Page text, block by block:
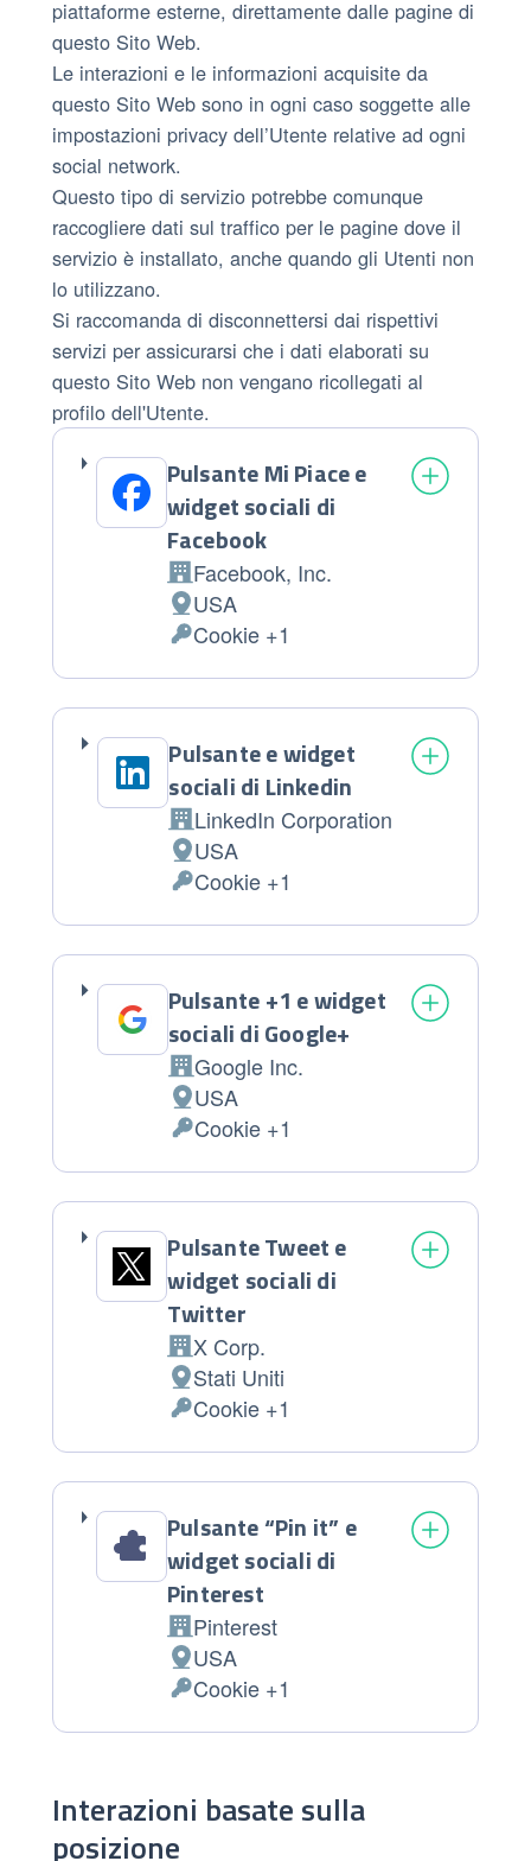
piattaforme esterne, direttamente dalle pagine di
questo Sito Web.
Le interazioni e le informazioni acquisite da
questo Sito Web sono in ogni caso soggette alle
impostazioni privacy dell’Utente relative ad ogni
social network.
Questo tipo di servizio potrebbe comunque
raccogliere dati sul traffico per le pagine dove il
servizio è installato, anche quando gli Utenti non
lo utilizzano.
Si raccomanda di disconnettersi dai rispettivi
servizi per assicurarsi che i dati elaborati su
questo Sito Web non vengano ricollegati al
profilo dell'Utente.
Pulsante Mi Piace e
widget sociali di
Facebook
Azienda:
Facebook, Inc.
Luogo del trattamento:
USA
Dati Personali trattati:
Cookie +1
Pulsante e widget
sociali di Linkedin
Azienda:
LinkedIn Corporation
Luogo del trattamento:
USA
Dati Personali trattati:
Cookie +1
Pulsante +1 e widget
sociali di Google+
Azienda:
Google Inc.
Luogo del trattamento:
USA
Dati Personali trattati:
Cookie +1
Pulsante Tweet e
widget sociali di
Twitter
Azienda:
X Corp.
Luogo del trattamento:
Stati Uniti
Dati Personali trattati:
Cookie +1
Pulsante “Pin it” e
widget sociali di
Pinterest
Azienda:
Pinterest
Luogo del trattamento:
USA
Dati Personali trattati:
Cookie +1
Interazioni basate sulla
posizione